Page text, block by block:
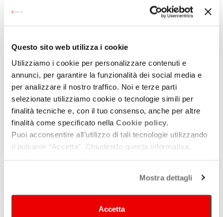
Questo sito web utilizza i cookie
Utilizziamo i cookie per personalizzare contenuti e
annunci, per garantire la funzionalità dei social media e
per analizzare il nostro traffico. Noi e terze parti
selezionate utilizziamo cookie o tecnologie simili per
finalità tecniche e, con il tuo consenso, anche per altre
finalità come specificato nella Cookie policy.
Puoi acconsentire all’utilizzo di tali tecnologie utilizzando
il pulsante “Accetta”. Chiudendo questa informativa,
Mostra dettagli
Accetta
non contenere messaggi pubblicitari a favore di terzi o
messaggi lesivi nei confronti di terzi.
I brani presentati per la candidatura possono anche essere già
stati pubblicati, non devono essere necessariamente inediti. Gli
artisti che intendono partecipare alla call devono comunque
essereliberi da contratto discografico o editoriale
successive produzioni discografiche.
COME PARTECIPARE
inserendo i dati di ogni
partecipante al progetto e allegando il materiale di presentazione
entro e non oltre il 18 novembre 2021